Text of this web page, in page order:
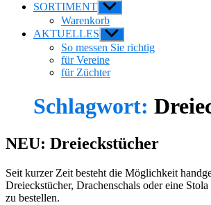
SORTIMENT Untermenü
anzeigen
Warenkorb
AKTUELLES Untermenü
anzeigen
So messen Sie richtig
für Vereine
für Züchter
Schlagwort:
NEU: Dreieckstücher
Seit kurzer Zeit besteht die Möglichkeit
Dreieckstücher, Drachenschals oder eine
zu bestellen.